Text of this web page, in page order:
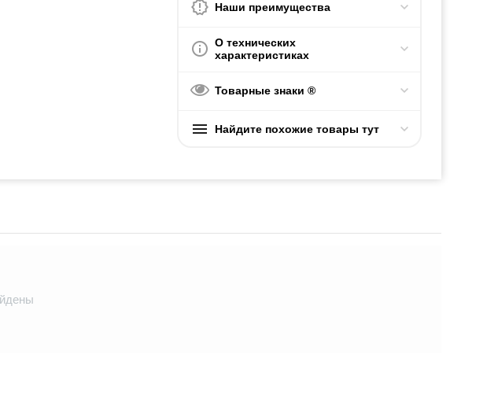
Наши преимущества
О технических
характеристиках
Товарные знаки ®
Найдите похожие товары тут